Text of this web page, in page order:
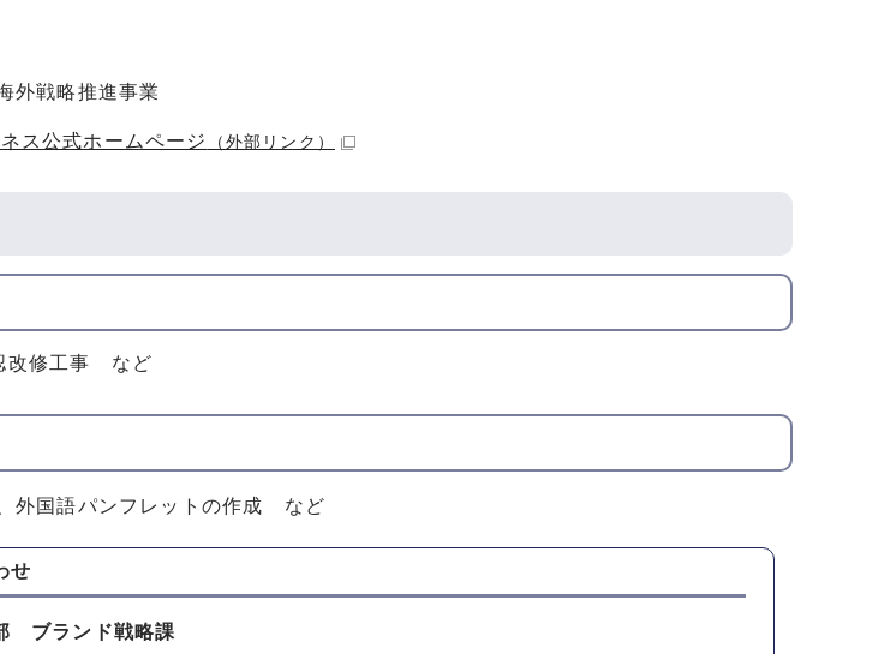
外戦略推進事業
ス公式ホームページ （外部リンク）
改修工事 など
外国語パンフレットの作成 など
せ
ブランド戦略課